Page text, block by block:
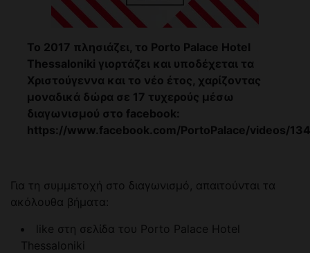
Το 2017 πλησιάζει, το Porto Palace Hotel
Thessaloniki γιορτάζει και υποδέχεται τα
Χριστούγεννα και το νέο έτος, χαρίζοντας
μοναδικά δώρα σε 17 τυχερούς μέσω
διαγωνισμού στο facebook:
https://www.facebook.com/PortoPalace/videos/
Για τη συμμετοχή στο διαγωνισμό, απαιτούνται τα
ακόλουθα βήματα:
like στη σελίδα του Porto Palace Hotel
Thessaloniki